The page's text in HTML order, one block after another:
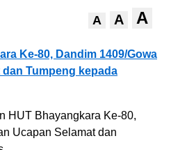
A A A
Ke-80, Dandim 1409/Gowa
Tumpeng kepada